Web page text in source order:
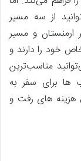
از سه مسیر
ارمنستان و مسیر
خود را دارند و
مناسب‌ترین
ها برای سفر به
هزینه های رفت و